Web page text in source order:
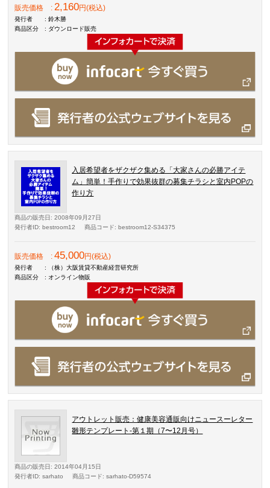
販売価格 :2,160円(税込)
発行者
: 鈴木勝
商品区分
: ダウンロード販売
入居希望者をザクザク集める「大家さんの必勝アイテ
ム」簡単！手作りで効果抜群の募集チラシと室内POPの
作り方
商品の販売日 : 2008年09月27日
発行者ID: bestroom12 商品コード: bestroom12-S34375
販売価格 :45,000円(税込)
発行者
: （株）大阪賃貸不動産経営研究所
商品区分
: オンライン物販
アウトレット販売：健康美容通販向けニュースーレター
雛形テンプレート-第１期（7〜12月号）
商品の販売日 : 2014年04月15日
発行者ID: sarhato 商品コード: sarhato-D59574